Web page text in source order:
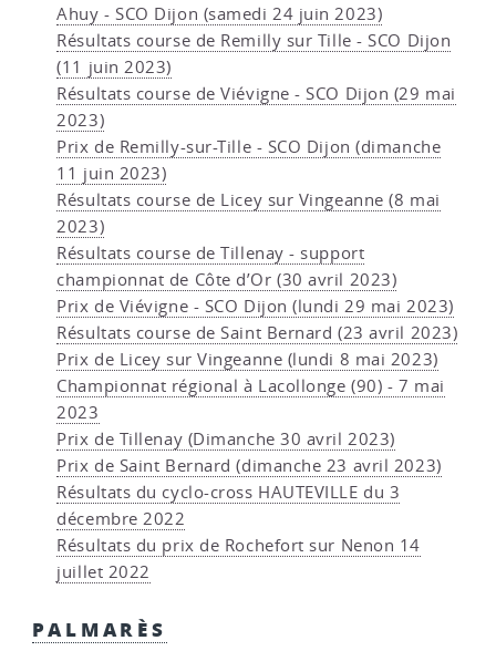
Ahuy - SCO Dijon (samedi 24 juin 2023)
Résultats course de Remilly sur Tille - SCO Dijon
(11 juin 2023)
Résultats course de Viévigne - SCO Dijon (29 mai
2023)
Prix de Remilly-sur-Tille - SCO Dijon (dimanche
11 juin 2023)
Résultats course de Licey sur Vingeanne (8 mai
2023)
Résultats course de Tillenay - support
championnat de Côte d’Or (30 avril 2023)
Prix de Viévigne - SCO Dijon (lundi 29 mai 2023)
Résultats course de Saint Bernard (23 avril 2023)
Prix de Licey sur Vingeanne (lundi 8 mai 2023)
Championnat régional à Lacollonge (90) - 7 mai
2023
Prix de Tillenay (Dimanche 30 avril 2023)
Prix de Saint Bernard (dimanche 23 avril 2023)
Résultats du cyclo-cross HAUTEVILLE du 3
décembre 2022
Résultats du prix de Rochefort sur Nenon 14
juillet 2022
PALMARÈS